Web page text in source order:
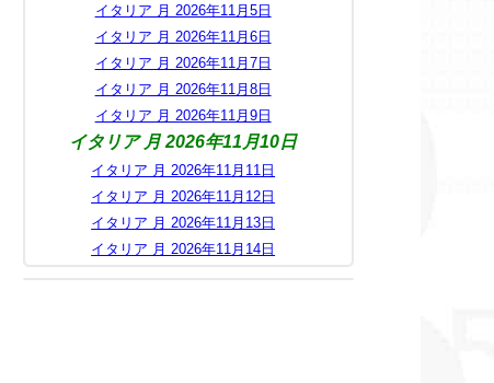
イタリア 月 2026年11月5日
イタリア 月 2026年11月6日
イタリア 月 2026年11月7日
イタリア 月 2026年11月8日
イタリア 月 2026年11月9日
イタリア 月 2026年11月10日
イタリア 月 2026年11月11日
イタリア 月 2026年11月12日
イタリア 月 2026年11月13日
イタリア 月 2026年11月14日